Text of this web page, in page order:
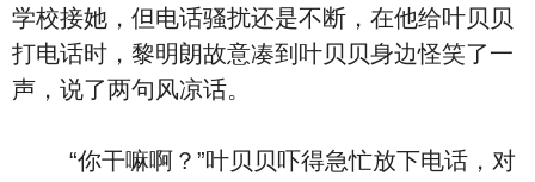
学校接她，但电话骚扰还是不断，在他给叶贝贝
打电话时，黎明朗故意凑到叶贝贝身边怪笑了一
声，说了两句风凉话。
“你干嘛啊？”叶贝贝吓得急忙放下电话，对